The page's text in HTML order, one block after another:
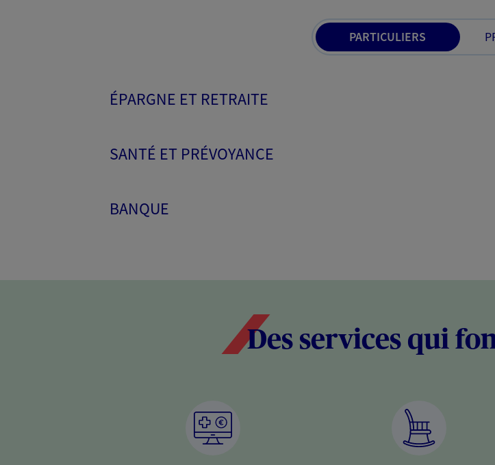
PARTICULIERS
ÉPARGNE ET RETRAITE
SANTÉ ET PRÉVOYANCE
BANQUE
Des services qui